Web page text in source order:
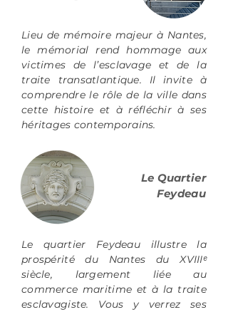
Lieu de mémoire majeur à Nantes,
le mémorial rend hommage aux
victimes de l’esclavage et de la
traite transatlantique. Il invite à
comprendre le rôle de la ville dans
cette histoire et à réfléchir à ses
héritages contemporains.
Le quartier Feydeau illustre la
prospérité du Nantes du XVIIIᵉ
siècle, largement liée au
commerce maritime et à la traite
esclavagiste. Vous y verrez ses
Le Quartier
Feydeau